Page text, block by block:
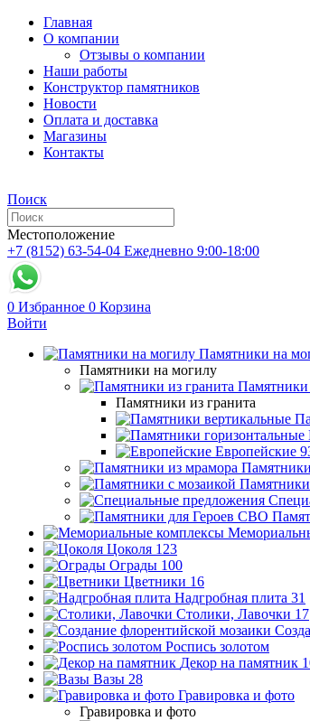
Главная
О компании
Отзывы о компании
Наши работы
Конструктор памятников
Новости
Оплата и доставка
Магазины
Контакты
Поиск
Местоположение
+7 (8152) 63-54-04 Ежедневно 9:00-18:00
0 Избранное 0 Корзина
Войти
Памятники на
Памятники на могилу
Памятники
Памятники из гранита
Европейские
Цоколя 123
Ограды 100
Цветники 16
Надгробная плита 31
Столики, Лавочки 17
Роспись золотом
Декор на памятник
Вазы 28
Гравировка и фото
Гравировка и фото